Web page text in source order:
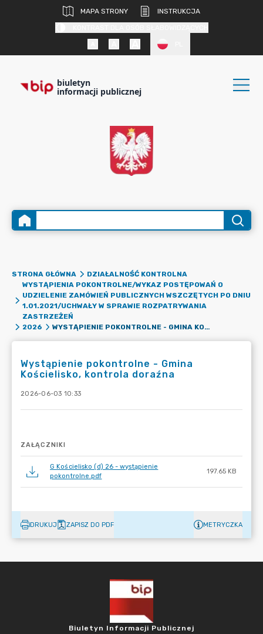
MAPA STRONY
INSTRUKCJA
biuletyn
informacji publicznej
STRONA GŁÓWNA
DZIAŁALNOŚĆ KONTROLNA
WYSTĄPIENIA POKONTROLNE/WYKAZ POSTĘPOWAŃ O
UDZIELENIE ZAMÓWIEŃ PUBLICZNYCH WSZCZĘTYCH PO DNIU
1.01.2021/UCHWAŁY W SPRAWIE ROZPATRYWANIA
ZASTRZEŻEŃ
2026
WYSTĄPIENIE POKONTROLNE - GMINA KOŚCIELISKO, KONTROLA DORAŹNA
Wystąpienie pokontrolne - Gmina
Kościelisko, kontrola doraźna
2026-06-03 10:33
ZAŁĄCZNIKI
G Kościelisko (d) 26 - wystąpienie
pokontrolne.pdf
197.65 KB
DRUKUJ ZAPISZ DO PDF METRYCZKA
Biuletyn Informacji Publicznej